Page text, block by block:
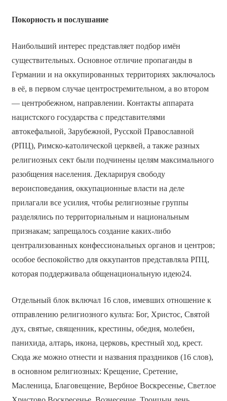
Покорность и послушание
Наибольший интерес представляет подбор имён
существительных. Основное отличие пропаганды в
Германии и на оккупированных территориях заключалось
в её, в первом случае центростремительном, а во втором
— центробежном, направлении. Контакты аппарата
нацистского государства с представителями
автокефальной, Зарубежной, Русской Православной
(РПЦ), Римско-католической церквей, а также разных
религиозных сект были подчинены целям максимального
разобщения населения. Декларируя свободу
вероисповедания, оккупационные власти на деле
прилагали все усилия, чтобы религиозные группы
разделялись по территориальным и национальным
признакам; запрещалось создание каких-либо
централизованных конфессиональных органов и центров;
особое беспокойство для оккупантов представляла РПЦ,
которая поддерживала общенациональную идею24.
Отдельный блок включал 16 слов, имевших отношение к
отправлению религиозного культа: Бог, Христос, Святой
дух, святые, священник, крестины, обедня, молебен,
панихида, алтарь, икона, церковь, крестный ход, крест.
Сюда же можно отнести и названия праздников (16 слов),
в основном религиозных: Крещение, Сретение,
Масленица, Благовещение, Вербное Воскресенье, Светлое